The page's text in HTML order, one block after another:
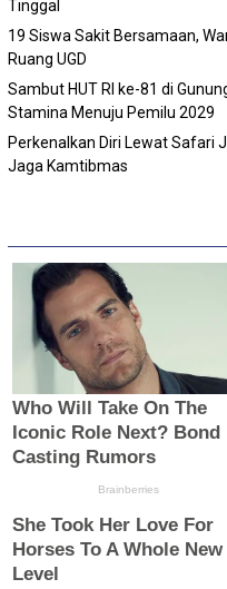
Tinggal
19 Siswa Sakit Bersamaan,
Ruang UGD
Sambut HUT RI ke-81 di
Stamina Menuju Pemilu 2029
Perkenalkan Diri Lewat Safari
Jaga Kamtibmas